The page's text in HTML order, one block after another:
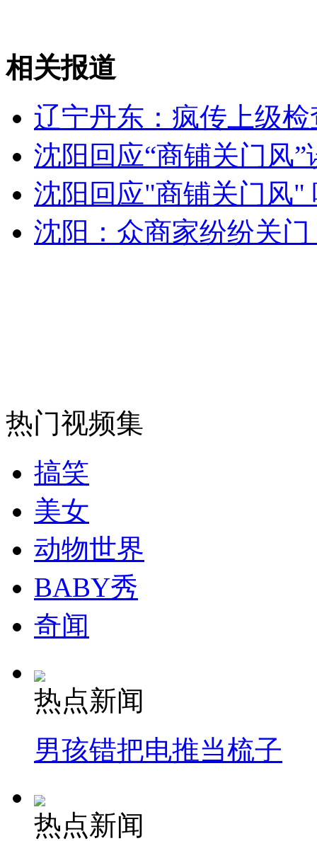
外国裸女在昆明街头散步
退役体育明星的生存之道
山西运城恶犬咬伤多人 警民合力深夜将其击毙
外交部：有关国家言论片面不公正
安徽一实载49人客车翻车
消防员救轻生者
纽约上演“枕头大战”
司机酒驾遇交警 急速倒车逃窜
相关报道
辽宁丹东：疯传上级
沈阳回应“商铺关门风”
沈阳回应"商铺关门风"
沈阳：众商家纷纷关
热门视频集
搞笑
美女
动物世界
BABY秀
奇闻
热点新闻
男孩错把电推当梳子
热点新闻